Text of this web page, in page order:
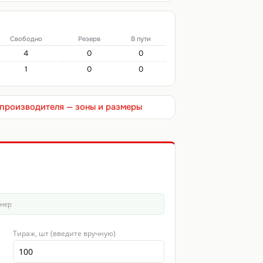
Свободно Резерв В пути
4 0
0
1
0 0
— зоны и размеры
Тираж, шт (введите вручную)